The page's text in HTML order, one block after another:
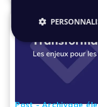
Post - Archivage